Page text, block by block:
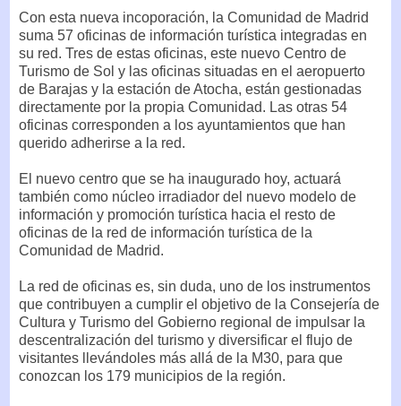
Con esta nueva incoporación, la Comunidad de Madrid
suma 57 oficinas de información turística integradas en
su red. Tres de estas oficinas, este nuevo Centro de
Turismo de Sol y las oficinas situadas en el aeropuerto
de Barajas y la estación de Atocha, están gestionadas
directamente por la propia Comunidad. Las otras 54
oficinas corresponden a los ayuntamientos que han
querido adherirse a la red.
El nuevo centro que se ha inaugurado hoy, actuará
también como núcleo irradiador del nuevo modelo de
información y promoción turística hacia el resto de
oficinas de la red de información turística de la
Comunidad de Madrid.
La red de oficinas es, sin duda, uno de los instrumentos
que contribuyen a cumplir el objetivo de la Consejería de
Cultura y Turismo del Gobierno regional de impulsar la
descentralización del turismo y diversificar el flujo de
visitantes llevándoles más allá de la M30, para que
conozcan los 179 municipios de la región.